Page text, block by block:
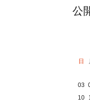
公
日
03
10